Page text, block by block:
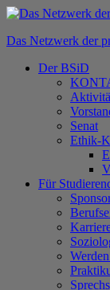
Zum
springen
Das Netzwerk der
Der BSiD
Senat
Ethik-
Für